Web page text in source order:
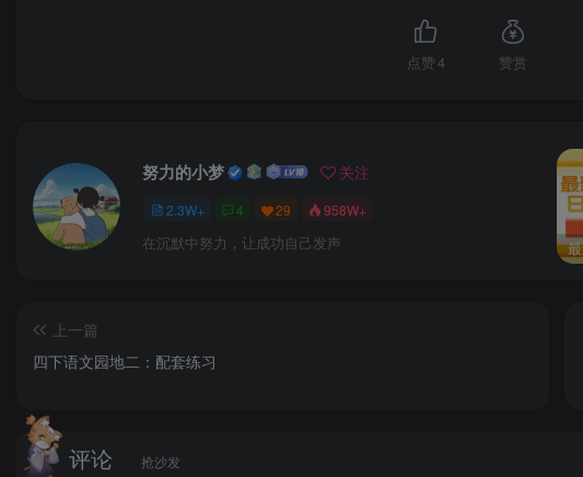
点赞4 赞赏
努力的小梦 关注
2.3W+ 4 29 958W+
在沉默中努力，让成功自己发声
上一篇
四下语文园地二：配套练习
评论 抢沙发